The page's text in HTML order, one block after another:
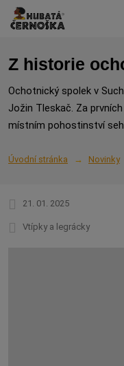
Z historie
Ochotnický spolek v
Jožin Tleskač. Za
místním pohostinství
Úvodní stránka Novinky
21. 01. 2025
Vtípky a legrácky